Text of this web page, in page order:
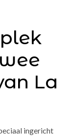
La
ingericht